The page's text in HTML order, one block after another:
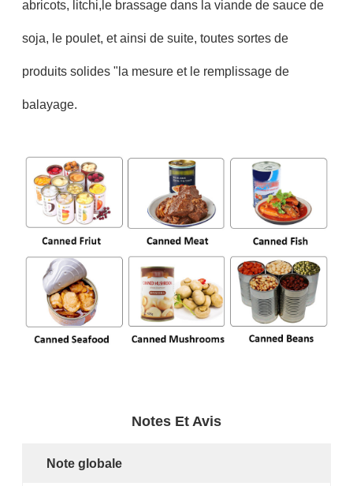
abricots, litchi,le brassage dans la viande de sauce de
soja, le poulet, et ainsi de suite, toutes sortes de
produits solides "la mesure et le remplissage de
balayage.
Notes Et Avis
Note globale